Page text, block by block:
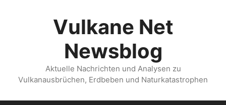
Vulkane Net
Newsblog
Aktuelle Nachrichten und Analysen zu
Vulkanausbrüchen, Erdbeben und Naturkatastrophen